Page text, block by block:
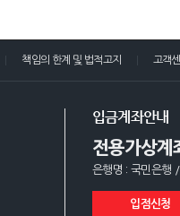
책임의 한계 및 법적고지 고객
입금계좌안내
전용가상계
은행명 : 국민은행
입점신청